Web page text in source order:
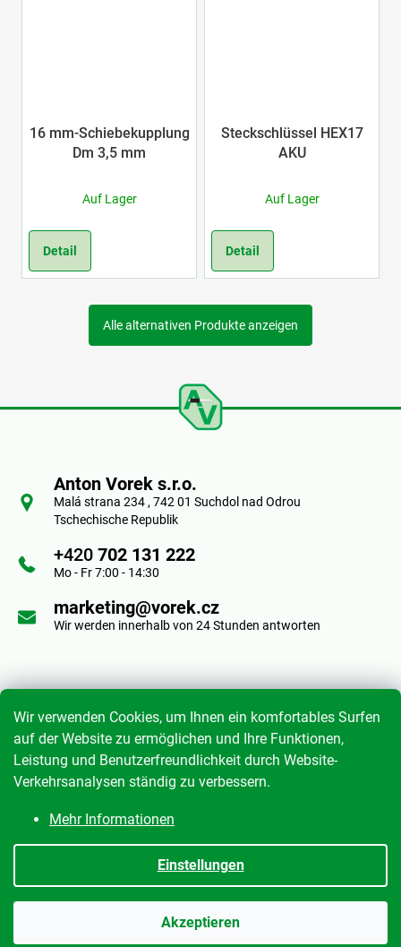
Wir verwenden Cookies, um Ihnen ein komfortables Surfen
auf der Website zu ermöglichen und Ihre Funktionen,
Leistung und Benutzerfreundlichkeit durch Website-
Verkehrsanalysen ständig zu verbessern.
Mehr Informationen
Einstellungen
Akzeptieren
16 mm-Schiebekupplung
Dm 3,5 mm
Auf Lager
Detail
Steckschlüssel HEX17
AKU
Auf Lager
Detail
Alle alternativen Produkte anzeigen
e
Anton Vorek s.r.o.
Malá strana 234 , 742 01 Suchdol nad Odrou
Tschechische Republik
+420 702 131 222
Mo - Fr 7:00 - 14:30
marketing@vorek.cz
Wir werden innerhalb von 24 Stunden antworten
Informace pro vás
Geschäftsbedingungen
Datenschutzrichtlinie
Meine Bestellung
Erstellt von Shoptet | mime digital